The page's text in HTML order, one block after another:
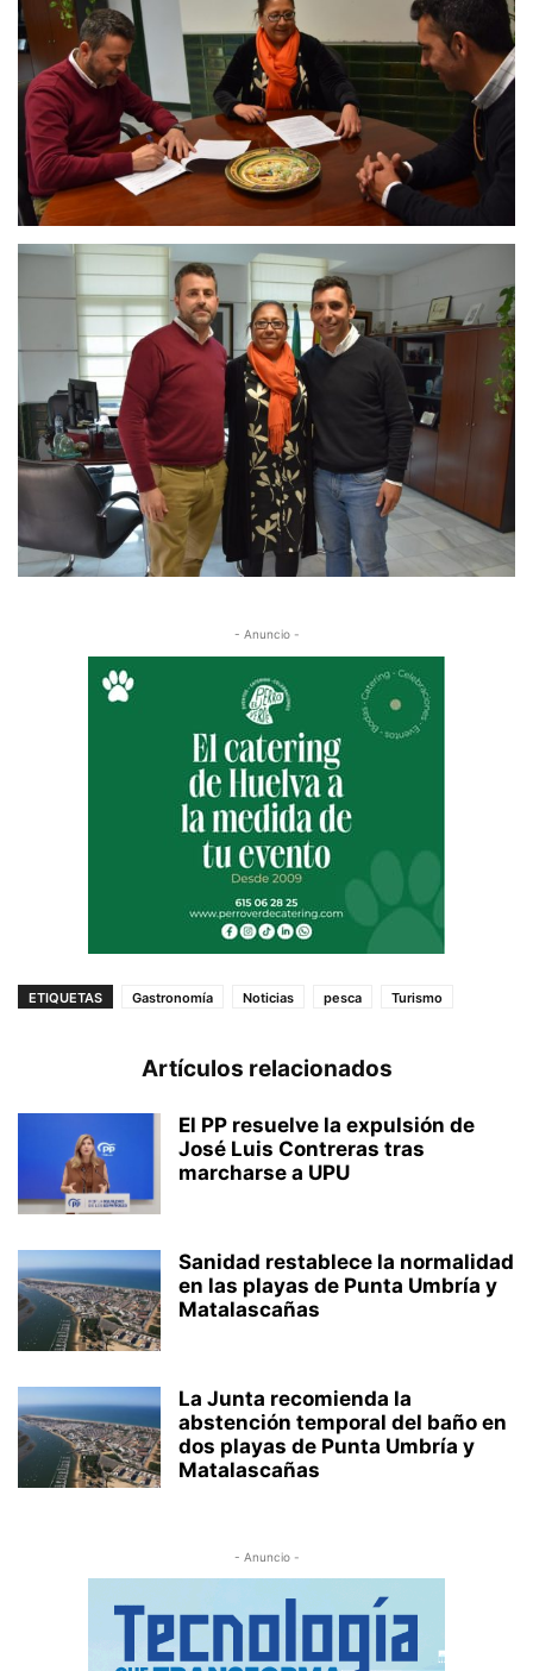
- Anuncio -
ETIQUETAS Gastronomía Noticias pesca Turismo
Artículos relacionados
El PP resuelve la expulsión de
José Luis Contreras tras
marcharse a UPU
Sanidad restablece la normalidad
en las playas de Punta Umbría y
Matalascañas
La Junta recomienda la
abstención temporal del baño en
dos playas de Punta Umbría y
Matalascañas
- Anuncio -